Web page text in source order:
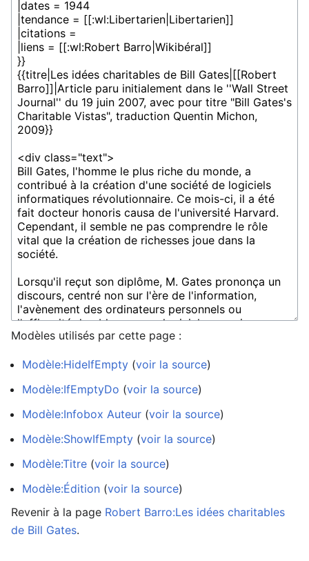
Modèles utilisés par cette page :
Modèle:HideIfEmpty (voir la source)
Modèle:IfEmptyDo (voir la source)
Modèle:Infobox Auteur (voir la source)
Modèle:ShowIfEmpty (voir la source)
Modèle:Titre (voir la source)
Modèle:Édition (voir la source)
Revenir à la page Robert Barro:Les idées charitables
de Bill Gates.